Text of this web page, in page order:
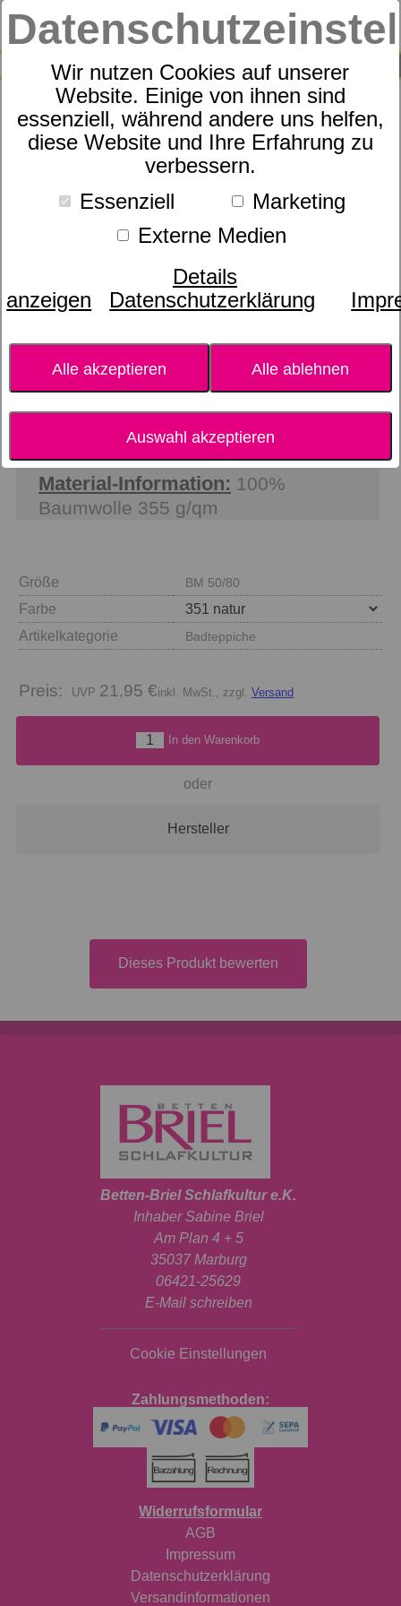
Wir nutzen Cookies auf unserer
Website. Einige von ihnen sind
essenziell, während andere uns helfen,
diese Website und Ihre Erfahrung zu
verbessern.
Essenziell
Marketing
Externe Medien
Details
anzeigen
Datenschutzerklärung
Alle akzeptieren Alle ablehnen
Auswahl akzeptieren
SUCHE
0
Badematte Cawö Classic
passt perfekt zu allen Cawö Handtuchserien.
Material-Information: 100%
Baumwolle 355 g/qm
Größe BM 50/80
Farbe
Artikelkategorie
Badteppiche
Preis: 21,95 €inkl. MwSt., zzgl. Versand
In den Warenkorb
oder
Hersteller
Dieses Produkt bewerten
Betten-Briel Schlafkultur e.K.
Inhaber Sabine Briel
Am Plan 4 + 5
35037 Marburg
06421-25629
E-Mail schreiben
Cookie Einstellungen
Zahlungsmethoden:
Widerrufsformular
AGB
Impressum
Datenschutzerklärung
Versandinformationen